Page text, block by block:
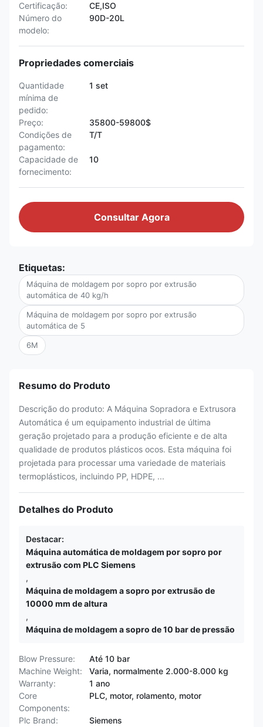
Certificação:
CE,ISO
Número do
modelo:
90D-20L
Propriedades comerciais
Quantidade
mínima de
pedido:
1 set
Preço:
35800-59800$
Condições de
pagamento:
T/T
Capacidade de
fornecimento:
10
Consultar Agora
Etiquetas:
Máquina de moldagem por sopro por extrusão
automática de 40 kg/h
Máquina de moldagem por sopro por extrusão
automática de 5
6M
Resumo do Produto
Descrição do produto: A Máquina Sopradora e Extrusora
Automática é um equipamento industrial de última
geração projetado para a produção eficiente e de alta
qualidade de produtos plásticos ocos. Esta máquina foi
projetada para processar uma variedade de materiais
termoplásticos, incluindo PP, HDPE, ...
Detalhes do Produto
Destacar:
Máquina automática de moldagem por sopro por
extrusão com PLC Siemens
,
Máquina de moldagem a sopro por extrusão de
10000 mm de altura
,
Máquina de moldagem a sopro de 10 bar de pressão
Blow Pressure:
Até 10 bar
Machine Weight:
Varia, normalmente 2.000-8.000 kg
Warranty:
1 ano
Core
Components:
PLC, motor, rolamento, motor
Plc Brand:
Siemens